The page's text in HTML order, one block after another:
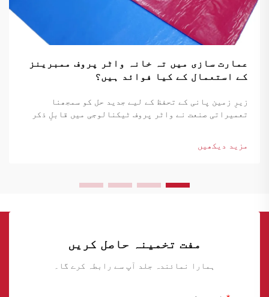
عمارت سازی میں تہ خانہ واٹر پروف ممبرینز
کے استعمال کے کیا فوائد ہیں؟
زیرِ زمین پانی کے تحفظ کے لیے جدید حل کو سمجھنا
تعمیراتی صنعت نے واٹر پروف ٹیکنالوجی میں قابلِ ذکر
مزید دیکھیں
مفت تخمینہ حاصل کریں
ہمارا نمائندہ جلد آپ سے رابطہ کرے گا۔